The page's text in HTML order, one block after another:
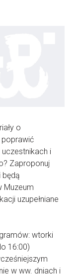
o
i
Zaproponuj
będą
Muzeum
uzupełniane
wtorki
16:00)
w ww. dniach i